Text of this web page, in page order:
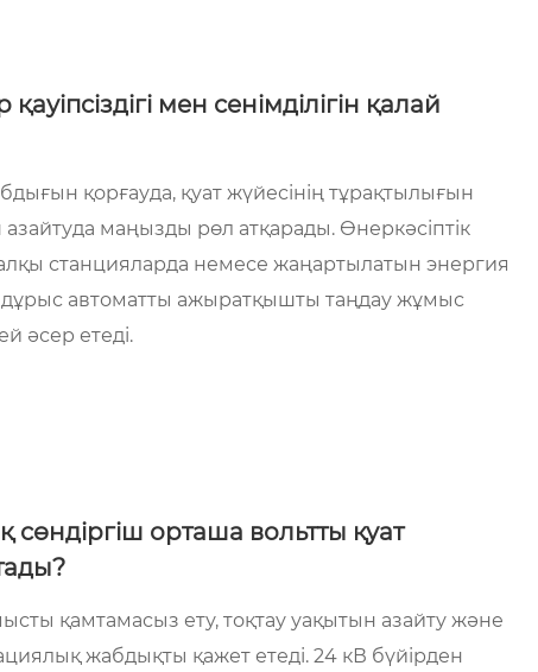
мен сенімділігін қалай
қорғауда, қуат жүйесінің тұрақтылығын
маңызды рөл атқарады. Өнеркәсіптік
станцияларда немесе жаңартылатын энергия
автоматты ажыратқышты таңдау жұмыс
әсер етеді.
орташа вольтты қуат
қамтамасыз ету, тоқтау уақытын азайту және
жабдықты қажет етеді. 24 кВ бүйірден